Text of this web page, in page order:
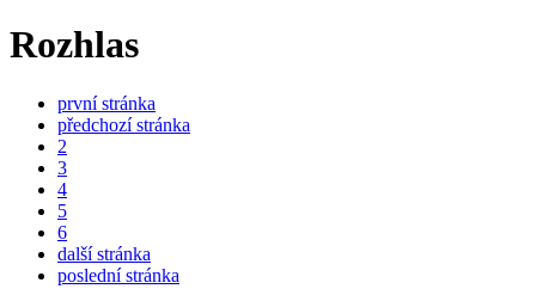
Rozhlas
první stránka
předchozí stránka
2
3
4
5
6
další stránka
poslední stránka